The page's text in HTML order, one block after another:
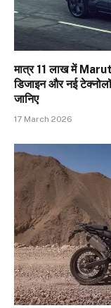
मात्र ₹11 लाख में
डिजाइन और नई
जानिए
17 March 2026